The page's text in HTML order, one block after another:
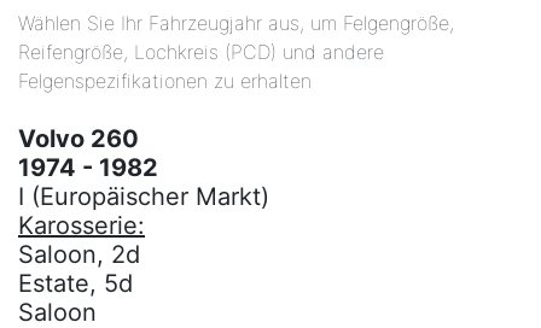
Wählen Sie Ihr Fahrzeugjahr aus, um Felgengröße,
Reifengröße, Lochkreis (PCD) und andere
Felgenspezifikationen zu erhalten
Volvo 260
1974 - 1982
I (Europäischer Markt)
Karosserie:
Saloon, 2d
Estate, 5d
Saloon